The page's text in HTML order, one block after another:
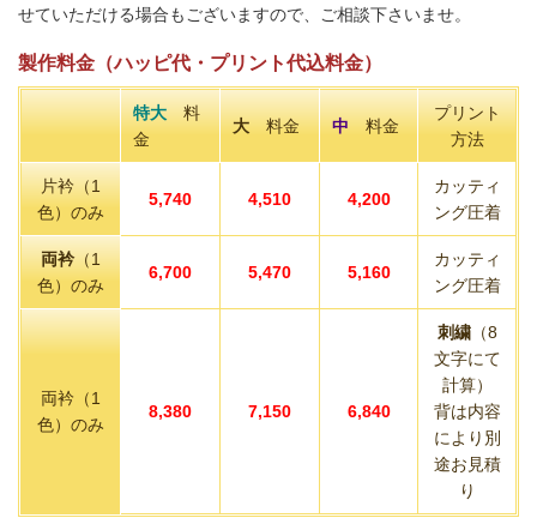
せていただける場合もございますので、ご相談下さいませ。
製作料金（ハッピ代・プリント代込料金）
特大料
金
大料金 中料金
プリント
方法
片衿（1
色）のみ
5,740 4,510 4,200
カッティ
ング圧着
両衿（1
色）のみ
6,700 5,470 5,160
カッティ
ング圧着
両衿（1
色）のみ
8,380 7,150 6,840
刺繍（8
文字にて
計算）
背は内容
により別
途お見積
り